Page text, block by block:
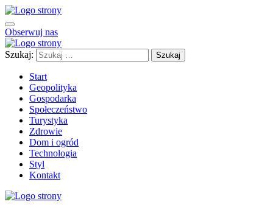
Obserwuj nas
Szukaj:
Start
Geopolityka
Gospodarka
Społeczeństwo
Turystyka
Zdrowie
Dom i ogród
Technologia
Styl
Kontakt